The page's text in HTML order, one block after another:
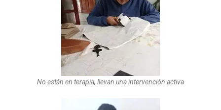
No están en terapia, llevan una intervención activa